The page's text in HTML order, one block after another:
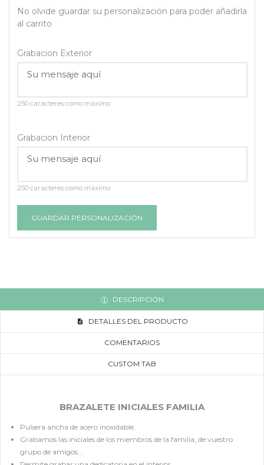
No olvide guardar su personalización para poder añadirla
al carrito
Grabacion Exterior
250 caracteres como máximo
Grabacion Interior
250 caracteres como máximo
GUARDAR PERSONALIZACIÓN
DESCRIPCIÓN
DETALLES DEL PRODUCTO
COMENTARIOS
CUSTOM TAB
BRAZALETE INICIALES FAMILIA
Pulsera ancha de acero inoxidable.
Grabamos las iniciales de los miembros de la familia, de vuestro
grupo de amigos...